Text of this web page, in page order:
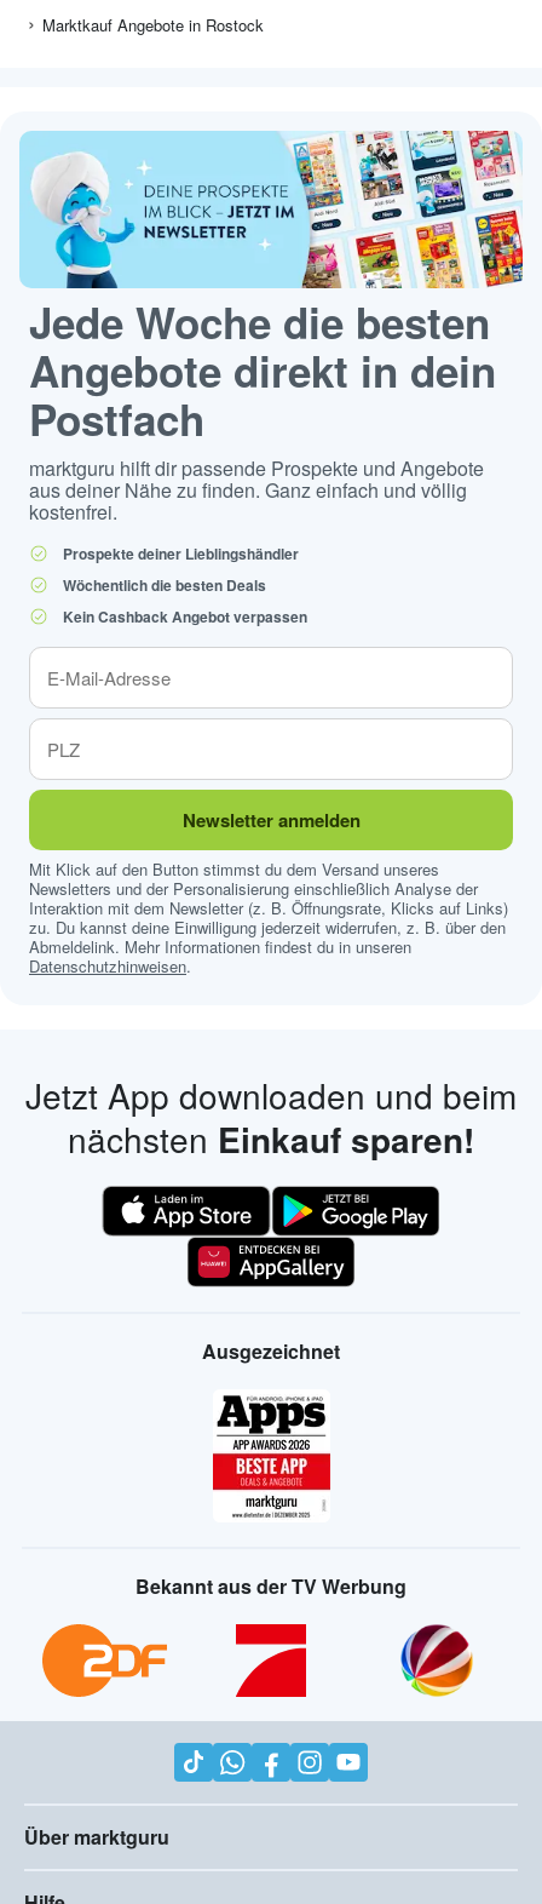
Marktkauf Angebote in Rostock
Jede Woche die besten
Angebote direkt in dein
Postfach
marktguru hilft dir passende Prospekte und Angebote
aus deiner Nähe zu finden. Ganz einfach und völlig
kostenfrei.
Prospekte deiner Lieblingshändler
Wöchentlich die besten Deals
Kein Cashback Angebot verpassen
Newsletter anmelden
Mit Klick auf den Button stimmst du dem Versand unseres
Newsletters und der Personalisierung einschließlich Analyse der
Interaktion mit dem Newsletter (z. B. Öffnungsrate, Klicks auf Links)
zu. Du kannst deine Einwilligung jederzeit widerrufen, z. B. über den
Abmeldelink. Mehr Informationen findest du in unseren
Datenschutzhinweisen.
Jetzt App downloaden und beim
nächsten Einkauf sparen!
Ausgezeichnet
Bekannt aus der TV Werbung
Über marktguru